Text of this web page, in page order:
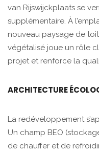
van Rijswijckplaats se
supplémentaire. À
nouveau paysage de
végétalisé joue un rôle
projet et renforce la
ARCHITECTURE
La redéveloppement
Un champ BEO
de chauffer et de